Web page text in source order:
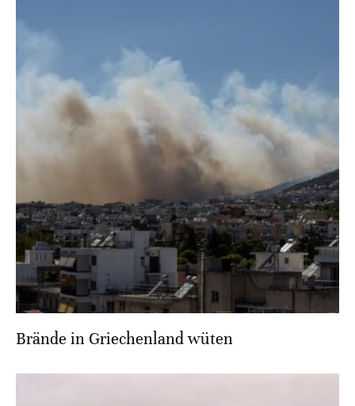
Brände in Griechenland wüten